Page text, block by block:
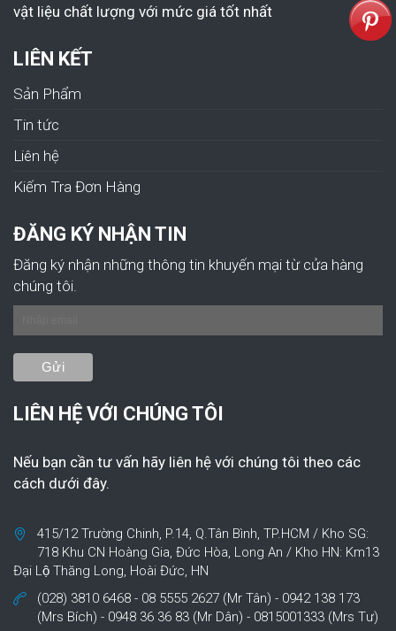
vật liệu chất lượng với mức giá tốt nhất
LIÊN KẾT
Sản Phẩm
Tin tức
Liên hệ
Kiếm Tra Đơn Hàng
ĐĂNG KÝ NHẬN TIN
Đăng ký nhận những thông tin khuyến mại từ cửa hàng
chúng tôi.
LIÊN HỆ VỚI CHÚNG TÔI
Nếu bạn cần tư vấn hãy liên hệ với chúng tôi theo các
cách dưới đây.
415/12 Trường Chinh, P.14, Q.Tân Bình, TP.HCM / Kho SG:
718 Khu CN Hoàng Gia, Đức Hòa, Long An / Kho HN: Km13
Đại Lộ Thăng Long, Hoài Đức, HN
(028) 3810 6468 - 08 5555 2627 (Mr Tân) - 0942 138 173
(Mrs Bích) - 0948 36 36 83 (Mr Dân) - 0815001333 (Mrs Tư)